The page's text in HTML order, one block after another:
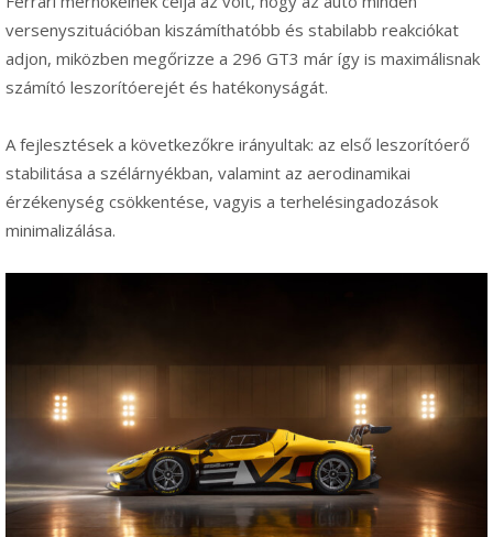
versenyszituációban kiszámíthatóbb és stabilabb reakciókat
adjon, miközben megőrizze a 296 GT3 már így is maximálisnak
számító leszorítóerejét és hatékonyságát.
A fejlesztések a következőkre irányultak: az első leszorítóerő
stabilitása a szélárnyékban, valamint az aerodinamikai
érzékenység csökkentése, vagyis a terhelésingadozások
minimalizálása.